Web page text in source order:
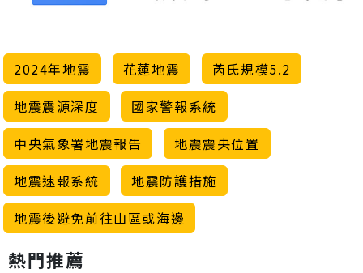
2024年地震 花蓮地震
芮氏規模5.2
地震震源深度
國家警報系統
中央氣象署地震報告
地震震央位置
地震速報系統
地震防護措施
地震後避免前往山區或海邊
熱門推薦